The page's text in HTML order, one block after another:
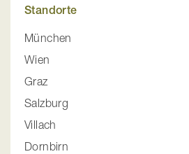
Standorte
München
Wien
Graz
Salzburg
Villach
Dornbirn